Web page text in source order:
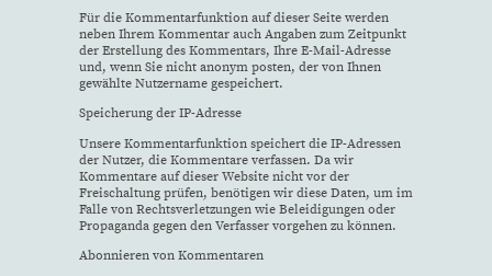
Für die Kommentarfunktion auf dieser Seite werden
neben Ihrem Kommentar auch Angaben zum Zeitpunkt
der Erstellung des Kommentars, Ihre E-Mail-Adresse
und, wenn Sie nicht anonym posten, der von Ihnen
gewählte Nutzername gespeichert.
Speicherung der IP-Adresse
Unsere Kommentarfunktion speichert die IP-Adressen
der Nutzer, die Kommentare verfassen. Da wir
Kommentare auf dieser Website nicht vor der
Freischaltung prüfen, benötigen wir diese Daten, um im
Falle von Rechtsverletzungen wie Beleidigungen oder
Propaganda gegen den Verfasser vorgehen zu können.
Abonnieren von Kommentaren